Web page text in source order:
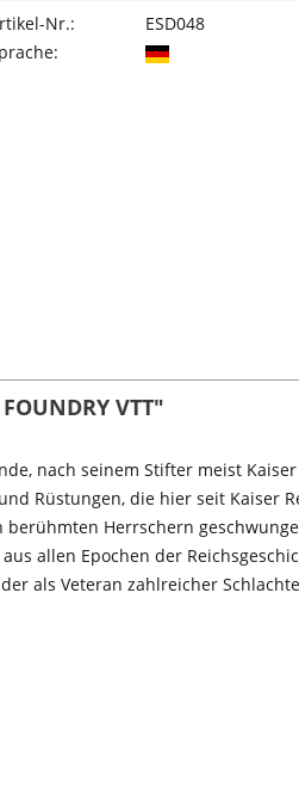
Nr.:
ESD048
VTT"
nach seinem Stifter meist
Rüstungen, die hier seit Kaiser
Herrschern
allen Epochen der
als Veteran zahlreicher